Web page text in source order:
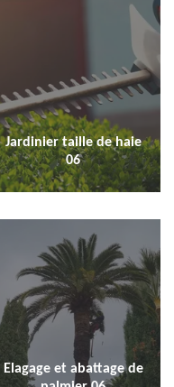
Jardinier taille de haie
06
Elagage et abattage de